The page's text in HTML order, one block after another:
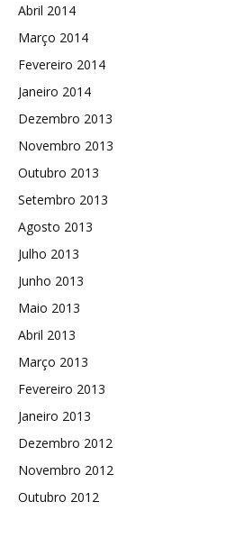
Abril 2014
Março 2014
Fevereiro 2014
Janeiro 2014
Dezembro 2013
Novembro 2013
Outubro 2013
Setembro 2013
Agosto 2013
Julho 2013
Junho 2013
Maio 2013
Abril 2013
Março 2013
Fevereiro 2013
Janeiro 2013
Dezembro 2012
Novembro 2012
Outubro 2012